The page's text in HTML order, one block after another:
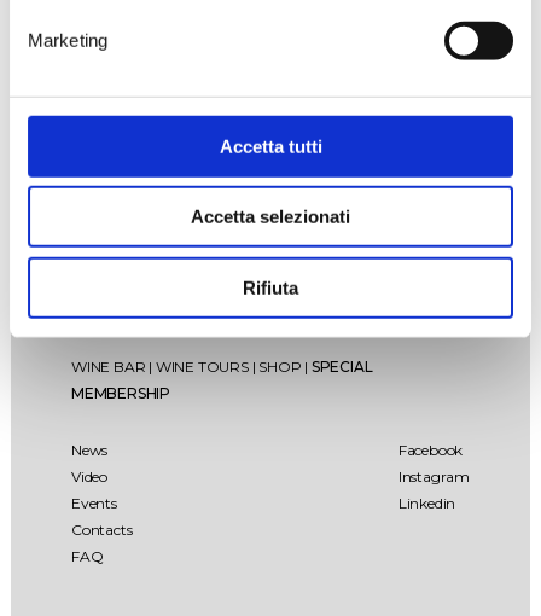
Marketing
Accetta tutti
Accetta selezionati
Rifiuta
WINE BAR | WINE TOURS | SHOP | SPECIAL
MEMBERSHIP
News
Video
Events
Contacts
FAQ
Facebook
Instagram
Linkedin